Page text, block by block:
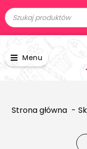
Menu
Strona główna